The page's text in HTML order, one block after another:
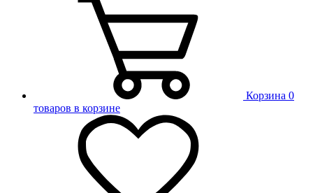
Корзина 0
товаров в корзине